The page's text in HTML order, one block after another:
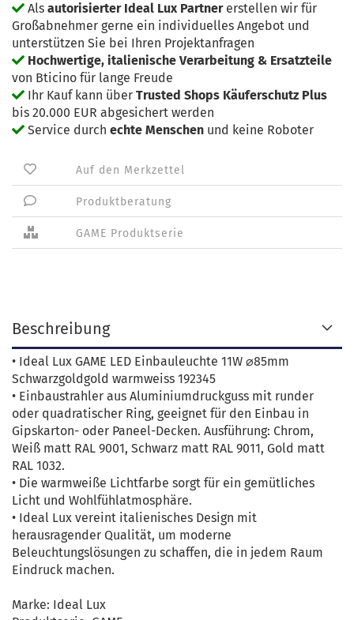
Als autorisierter Ideal Lux Partnererstellen wir für
Großabnehmer gerne ein individuelles Angebot und
unterstützen Sie bei Ihren Projektanfragen
Hochwertige, italienische Verarbeitung & Ersatzteile
von Bticino für lange Freude
Ihr Kauf kann über Trusted Shops Käuferschutz Plus
bis 20.000 EUR abgesichert werden
Service durch echte Menschen und keine Roboter
Auf den Merkzettel
Produktberatung
GAME Produktserie
Beschreibung
• Ideal Lux GAME LED Einbauleuchte 11W ⌀85mm
Schwarzgoldgold warmweiss 192345
• Einbaustrahler aus Aluminiumdruckguss mit runder
oder quadratischer Ring, geeignet für den Einbau in
Gipskarton- oder Paneel-Decken. Ausführung: Chrom,
Weiß matt RAL 9001, Schwarz matt RAL 9011, Gold matt
RAL 1032.
• Die warmweiße Lichtfarbe sorgt für ein gemütliches
Licht und Wohlfühlatmosphäre.
• Ideal Lux vereint italienisches Design mit
herausragender Qualität, um moderne
Beleuchtungslösungen zu schaffen, die in jedem Raum
Eindruck machen.
Marke: Ideal Lux